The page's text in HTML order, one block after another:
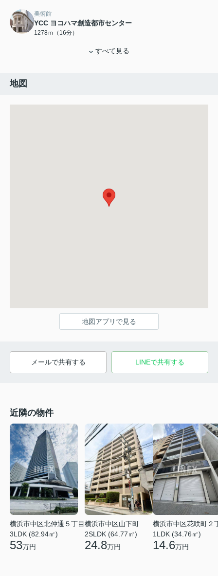
美術館
YCC ヨコハマ創造都市センター
1278ｍ（16分）
すべて見る
地図
地図アプリで見る
メールで共有する LINEで共有する
近隣の物件
横浜市中区北仲通５丁目
3LDK (82.94㎡)
53万円
横浜市中区山下町
2SLDK (64.77㎡)
24.8万円
横浜市中区花咲町２
1LDK (34.76㎡)
14.6万円